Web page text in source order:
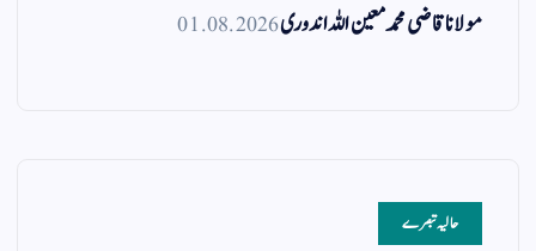
مولانا قاضی محمد معین اللہ اندوری01.08.2026
حالیہ تبصرے